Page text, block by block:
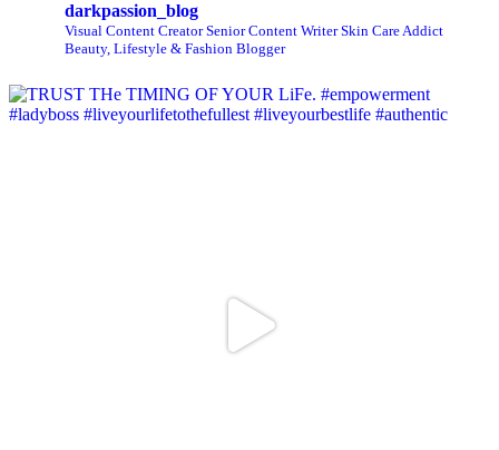
darkpassion_blog
Visual Content CreatorSenior Content WriterSkin Care Addict
Beauty, Lifestyle & Fashion Blogger